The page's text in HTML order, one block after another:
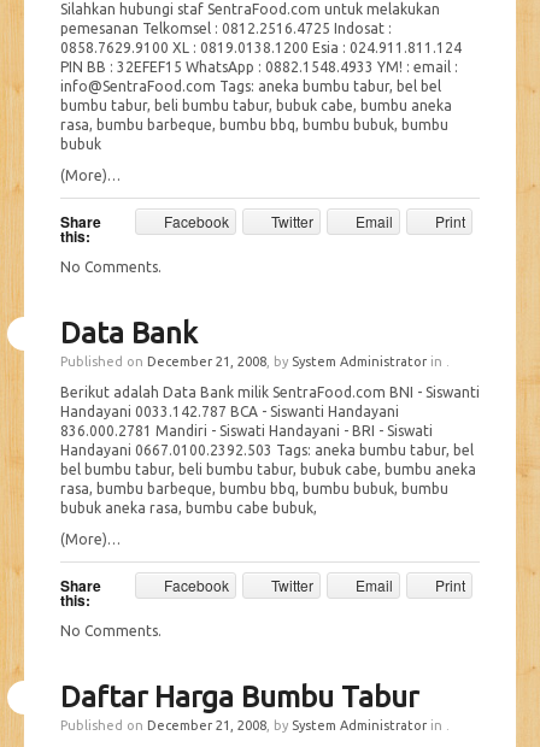
Silahkan hubungi staf SentraFood.com untuk melakukan
pemesanan Telkomsel : 0812.2516.4725 Indosat :
0858.7629.9100 XL : 0819.0138.1200 Esia : 024.911.811.124
PIN BB : 32EFEF15 WhatsApp : 0882.1548.4933 YM! : email :
info@SentraFood.com Tags: aneka bumbu tabur, bel bel
bumbu tabur, beli bumbu tabur, bubuk cabe, bumbu aneka
rasa, bumbu barbeque, bumbu bbq, bumbu bubuk, bumbu
bubuk
(More)…
Share
this:
Facebook Twitter Email Print
No Comments.
Data Bank
Published on December 21, 2008 , by System Administrator in .
Berikut adalah Data Bank milik SentraFood.com BNI - Siswanti
Handayani 0033.142.787 BCA - Siswanti Handayani
836.000.2781 Mandiri - Siswati Handayani - BRI - Siswati
Handayani 0667.0100.2392.503 Tags: aneka bumbu tabur, bel
bel bumbu tabur, beli bumbu tabur, bubuk cabe, bumbu aneka
rasa, bumbu barbeque, bumbu bbq, bumbu bubuk, bumbu
bubuk aneka rasa, bumbu cabe bubuk,
(More)…
Share
this:
Facebook Twitter Email Print
No Comments.
Daftar Harga Bumbu Tabur
Published on December 21, 2008 , by System Administrator in .